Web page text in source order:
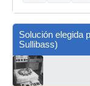
Solución elegida
Sullibass)